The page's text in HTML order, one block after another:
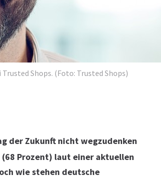
Shops. (Foto: Trusted Shops)
der Zukunft nicht wegzudenken
Prozent) laut einer aktuellen
wie stehen deutsche